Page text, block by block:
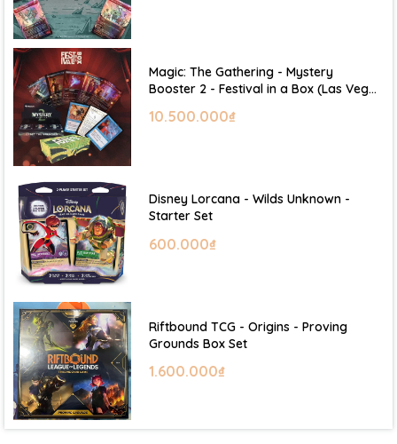
Magic: The Gathering - Mystery
Booster 2 - Festival in a Box (Las Vegas
10.500.000₫
Disney Lorcana - Wilds Unknown -
Starter Set
600.000₫
Riftbound TCG - Origins - Proving
Grounds Box Set
1.600.000₫